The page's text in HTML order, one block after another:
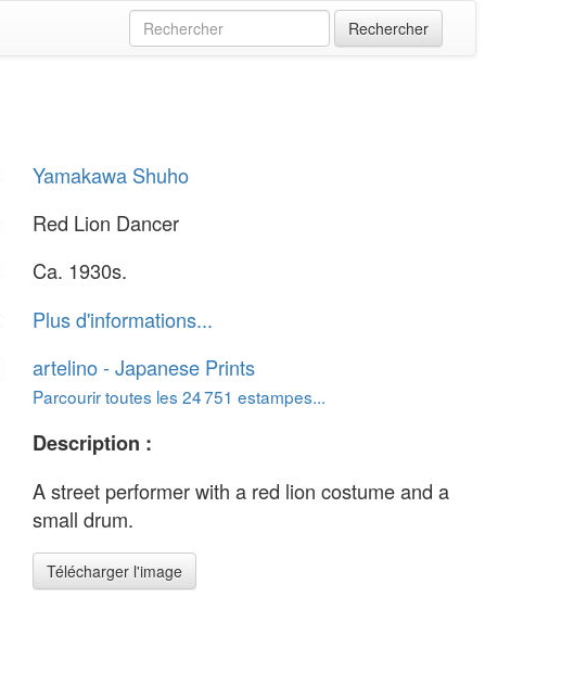
Yamakawa Shuho
Red Lion Dancer
Ca. 1930s.
Plus d'informations...
artelino - Japanese Prints
Parcourir toutes les 24 751 estampes...
Description :
A street performer with a red lion costume and a
small drum.
Télécharger l'image